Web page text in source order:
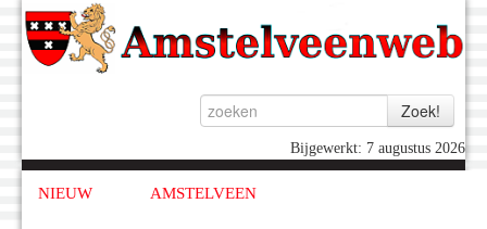
Bijgewerkt: 7 augustus 2026
NIEUW AMSTELVEEN